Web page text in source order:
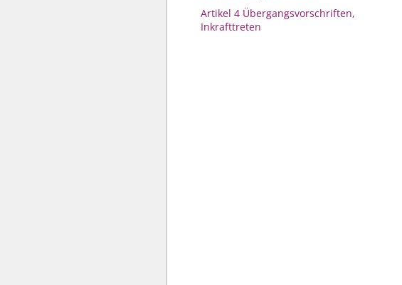
Artikel 4 Übergangsvorschriften,
Inkrafttreten